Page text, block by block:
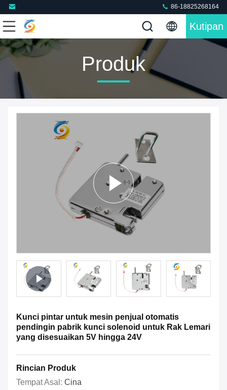
86-18825268164
Kutipan
Produk
Kunci pintar untuk mesin penjual otomatis
pendingin pabrik kunci solenoid untuk Rak Lemari
yang disesuaikan 5V hingga 24V
Rincian Produk
Tempat Asal: Cina